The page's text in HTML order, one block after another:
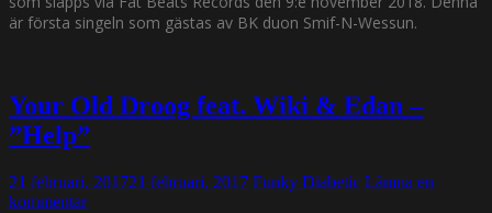
är första singeln som gästas av BK duon Smif-N-Wessun.
Your Old Droog feat. Wiki & Edan –
”Help”
21 februari, 201721 februari, 2017 Funky Diabetic Lämna en
kommentar